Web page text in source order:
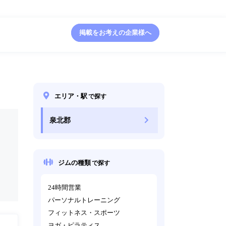
掲載をお考えの企業様へ
エリア・駅で探す
泉北郡
ジムの種類で探す
24時間営業
パーソナルトレーニング
フィットネス・スポーツ